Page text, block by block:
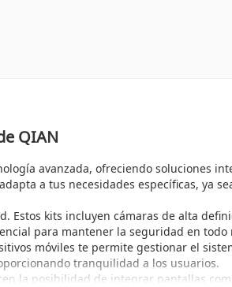
QIAN
avanzada, ofreciendo soluciones
a tus necesidades específicas, ya
Estos kits incluyen cámaras de alta
para mantener la seguridad en todo
móviles te permite gestionar el
tranquilidad a los usuarios.
la posibilidad de integrar pantallas